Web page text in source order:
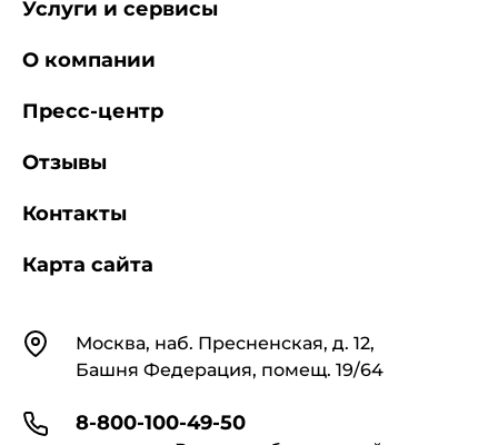
КонтактыМосква, наб. Пресненская, д. 12,
Башня Федерация, помещ. 19/64
8-800-100-49-50
Услуги и сервисы
О компании
Пресс-центр
Отзывы
Контакты
Карта сайта